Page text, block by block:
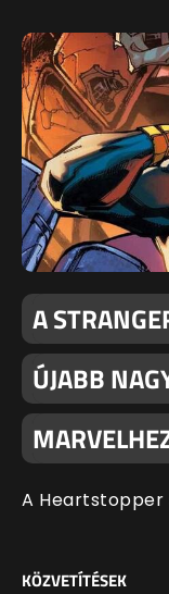
A
ÚJABB
A Heartstopper
KÖZVETÍTÉSEK